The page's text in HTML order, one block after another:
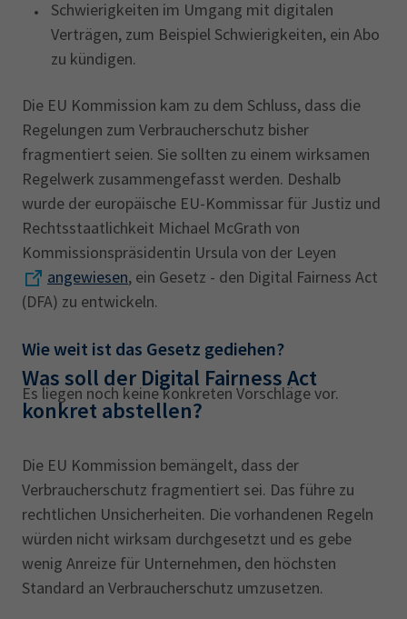
Schwierigkeiten im Umgang mit digitalen
Verträgen, zum Beispiel Schwierigkeiten, ein Abo
zu kündigen.
Die EU Kommission kam zu dem Schluss, dass die
Regelungen zum Verbraucherschutz bisher
fragmentiert seien. Sie sollten zu einem wirksamen
Regelwerk zusammengefasst werden. Deshalb
wurde der europäische EU-Kommissar für Justiz und
Rechtsstaatlichkeit Michael McGrath von
Kommissionspräsidentin Ursula von der Leyen
angewiesen, ein Gesetz - den Digital Fairness Act
(DFA) zu entwickeln.
Wie weit ist das Gesetz gediehen?
Es liegen noch keine konkreten Vorschläge vor.
Was soll der Digital Fairness Act
konkret abstellen?
Die EU Kommission bemängelt, dass der
Verbraucherschutz fragmentiert sei. Das führe zu
rechtlichen Unsicherheiten. Die vorhandenen Regeln
würden nicht wirksam durchgesetzt und es gebe
wenig Anreize für Unternehmen, den höchsten
Standard an Verbraucherschutz umzusetzen.